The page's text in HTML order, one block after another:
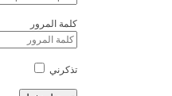
كلمة المرور
تذكرني